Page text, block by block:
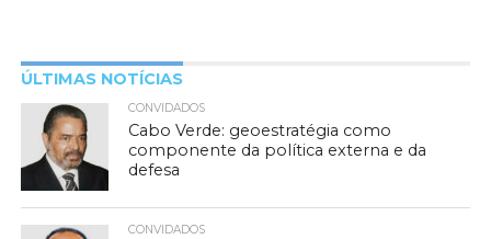
ÚLTIMAS NOTÍCIAS
CONVIDADOS
Cabo Verde: geoestratégia como
componente da política externa e da
defesa
CONVIDADOS